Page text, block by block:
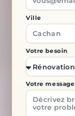
Ville
Votre besoin
Votre message